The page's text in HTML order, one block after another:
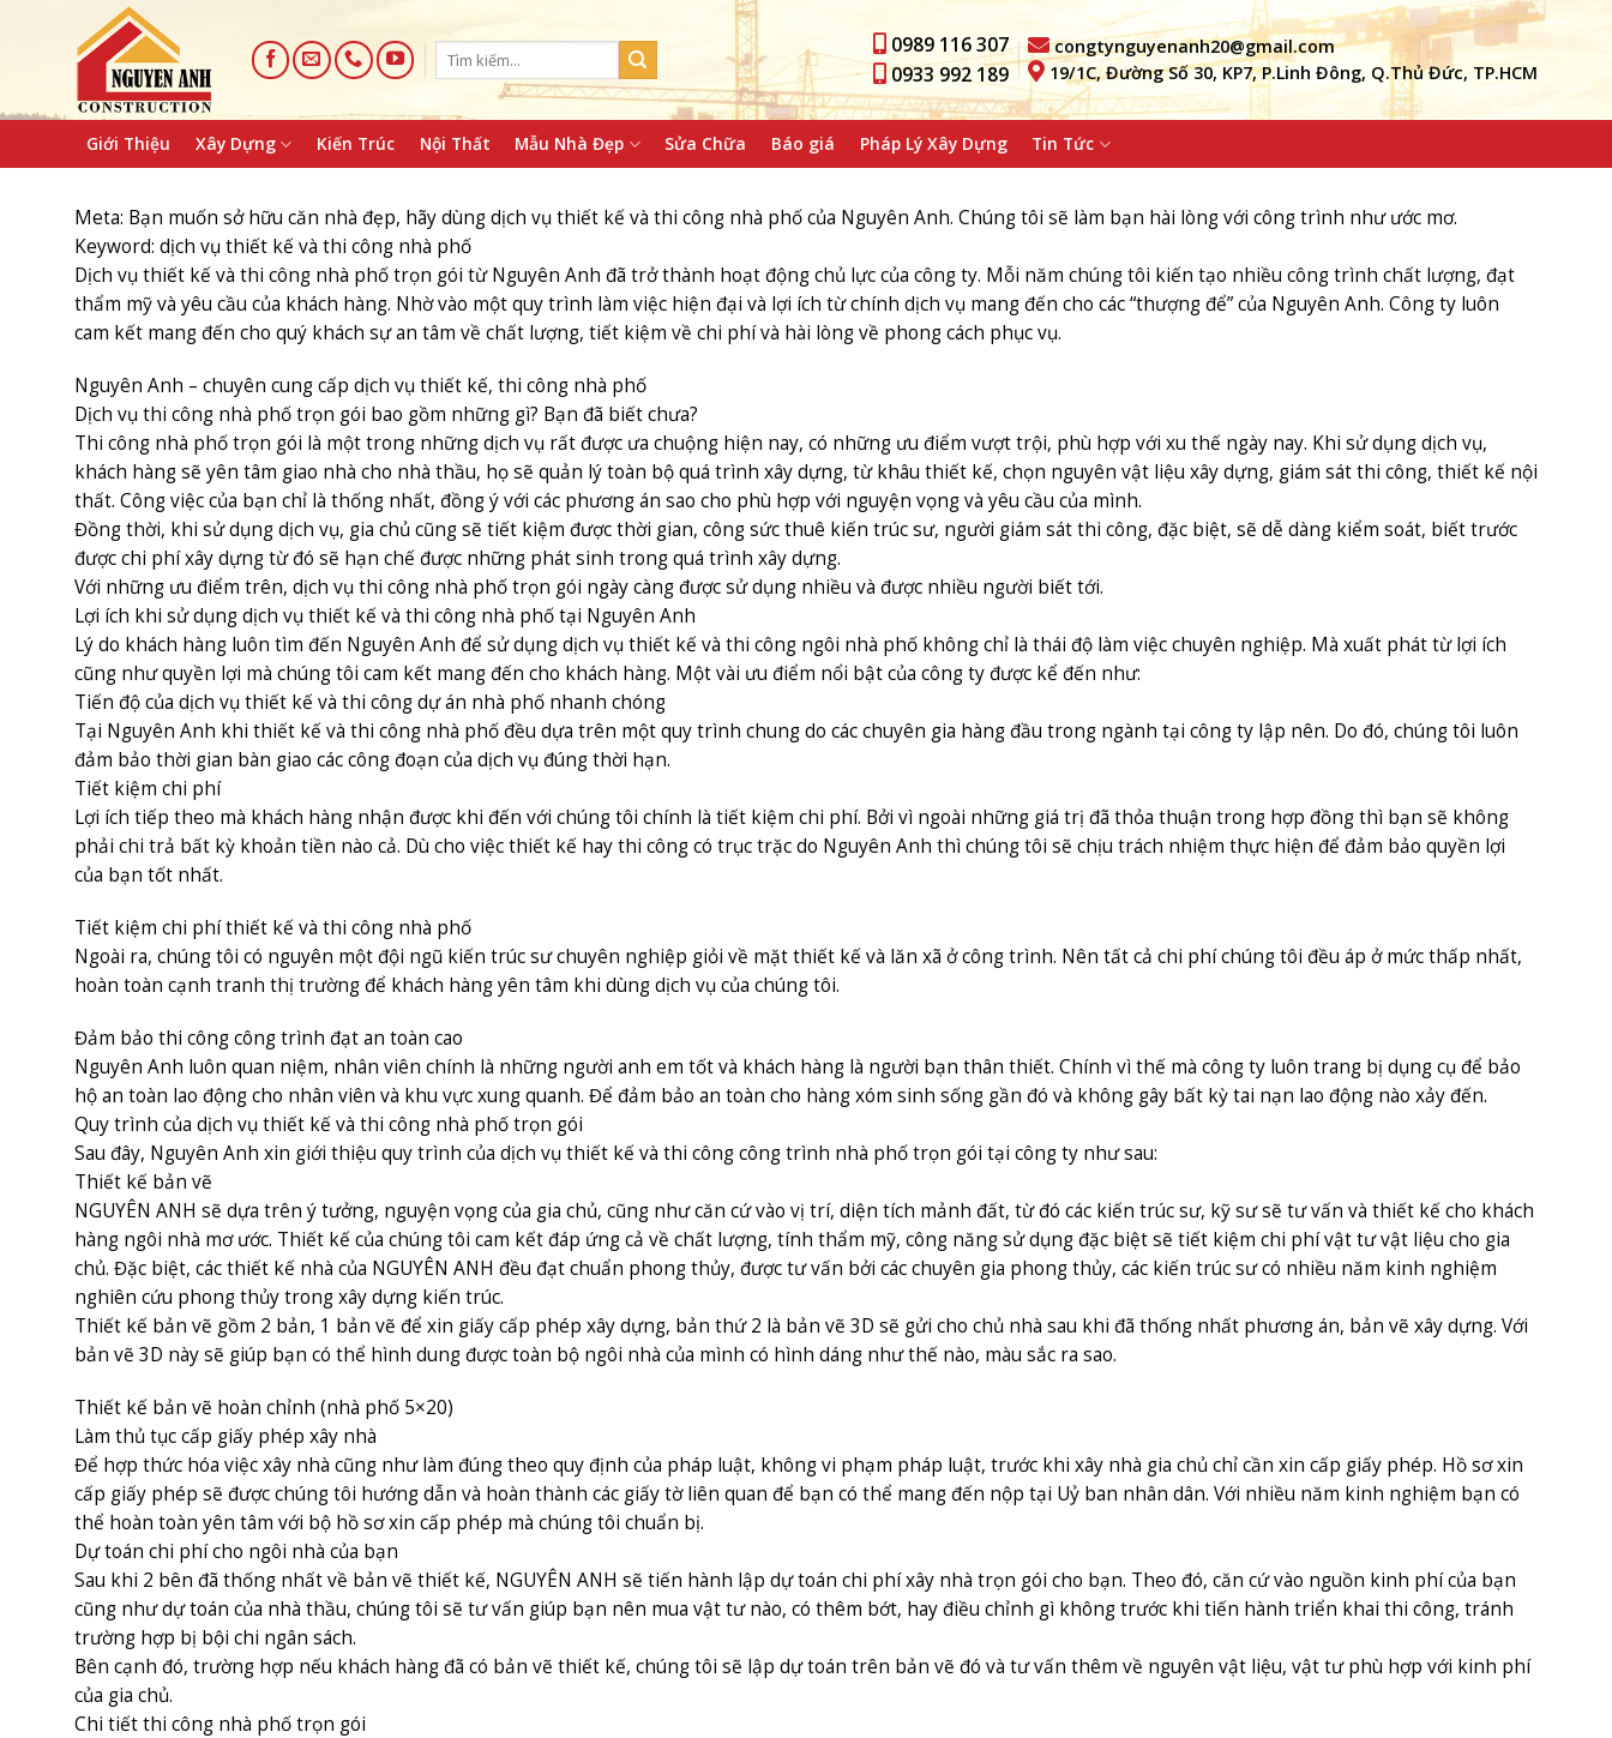
0989 116 307
0933 992 189
congtynguyenanh20@gmail.com
19/1C, Đường Số 30, KP7, P.Linh Đông, Q.Thủ Đức, TP.HCM
Giới Thiệu Xây Dựng Kiến Trúc Nội Thất Mẫu Nhà Đẹp Sửa Chữa Báo giá Pháp Lý Xây Dựng Tin Tức
Meta: Bạn muốn sở hữu căn nhà đẹp, hãy dùng dịch vụ thiết kế và thi công nhà phố của Nguyên Anh. Chúng tôi sẽ làm bạn hài lòng với công trình như ước mơ.
Keyword: dịch vụ thiết kế và thi công nhà phố
Dịch vụ thiết kế và thi công nhà phố trọn gói từ Nguyên Anh đã trở thành hoạt động chủ lực của công ty. Mỗi năm chúng tôi kiến tạo nhiều công trình chất lượng, đạt
thẩm mỹ và yêu cầu của khách hàng. Nhờ vào một quy trình làm việc hiện đại và lợi ích từ chính dịch vụ mang đến cho các “thượng để” của Nguyên Anh. Công ty luôn
cam kết mang đến cho quý khách sự an tâm về chất lượng, tiết kiệm về chi phí và hài lòng về phong cách phục vụ.
Nguyên Anh – chuyên cung cấp dịch vụ thiết kế, thi công nhà phố
Dịch vụ thi công nhà phố trọn gói bao gồm những gì? Bạn đã biết chưa?
Thi công nhà phố trọn gói là một trong những dịch vụ rất được ưa chuộng hiện nay, có những ưu điểm vượt trội, phù hợp với xu thế ngày nay. Khi sử dụng dịch vụ,
khách hàng sẽ yên tâm giao nhà cho nhà thầu, họ sẽ quản lý toàn bộ quá trình xây dựng, từ khâu thiết kế, chọn nguyên vật liệu xây dựng, giám sát thi công, thiết kế nội
thất. Công việc của bạn chỉ là thống nhất, đồng ý với các phương án sao cho phù hợp với nguyện vọng và yêu cầu của mình.
Đồng thời, khi sử dụng dịch vụ, gia chủ cũng sẽ tiết kiệm được thời gian, công sức thuê kiến trúc sư, người giám sát thi công, đặc biệt, sẽ dễ dàng kiểm soát, biết trước
được chi phí xây dựng từ đó sẽ hạn chế được những phát sinh trong quá trình xây dựng.
Với những ưu điểm trên, dịch vụ thi công nhà phố trọn gói ngày càng được sử dụng nhiều và được nhiều người biết tới.
Lợi ích khi sử dụng dịch vụ thiết kế và thi công nhà phố tại Nguyên Anh
Lý do khách hàng luôn tìm đến Nguyên Anh để sử dụng dịch vụ thiết kế và thi công ngôi nhà phố không chỉ là thái độ làm việc chuyên nghiệp. Mà xuất phát từ lợi ích
cũng như quyền lợi mà chúng tôi cam kết mang đến cho khách hàng. Một vài ưu điểm nổi bật của công ty được kể đến như:
Tiến độ của dịch vụ thiết kế và thi công dự án nhà phố nhanh chóng
Tại Nguyên Anh khi thiết kế và thi công nhà phố đều dựa trên một quy trình chung do các chuyên gia hàng đầu trong ngành tại công ty lập nên. Do đó, chúng tôi luôn
đảm bảo thời gian bàn giao các công đoạn của dịch vụ đúng thời hạn.
Tiết kiệm chi phí
Lợi ích tiếp theo mà khách hàng nhận được khi đến với chúng tôi chính là tiết kiệm chi phí. Bởi vì ngoài những giá trị đã thỏa thuận trong hợp đồng thì bạn sẽ không
phải chi trả bất kỳ khoản tiền nào cả. Dù cho việc thiết kế hay thi công có trục trặc do Nguyên Anh thì chúng tôi sẽ chịu trách nhiệm thực hiện để đảm bảo quyền lợi
của bạn tốt nhất.
Tiết kiệm chi phí thiết kế và thi công nhà phố
Ngoài ra, chúng tôi có nguyên một đội ngũ kiến trúc sư chuyên nghiệp giỏi về mặt thiết kế và lăn xã ở công trình. Nên tất cả chi phí chúng tôi đều áp ở mức thấp nhất,
hoàn toàn cạnh tranh thị trường để khách hàng yên tâm khi dùng dịch vụ của chúng tôi.
Đảm bảo thi công công trình đạt an toàn cao
Nguyên Anh luôn quan niệm, nhân viên chính là những người anh em tốt và khách hàng là người bạn thân thiết. Chính vì thế mà công ty luôn trang bị dụng cụ để bảo
hộ an toàn lao động cho nhân viên và khu vực xung quanh. Để đảm bảo an toàn cho hàng xóm sinh sống gần đó và không gây bất kỳ tai nạn lao động nào xảy đến.
Quy trình của dịch vụ thiết kế và thi công nhà phố trọn gói
Sau đây, Nguyên Anh xin giới thiệu quy trình của dịch vụ thiết kế và thi công công trình nhà phố trọn gói tại công ty như sau:
Thiết kế bản vẽ
NGUYÊN ANH sẽ dựa trên ý tưởng, nguyện vọng của gia chủ, cũng như căn cứ vào vị trí, diện tích mảnh đất, từ đó các kiến trúc sư, kỹ sư sẽ tư vấn và thiết kế cho khách
hàng ngôi nhà mơ ước. Thiết kế của chúng tôi cam kết đáp ứng cả về chất lượng, tính thẩm mỹ, công năng sử dụng đặc biệt sẽ tiết kiệm chi phí vật tư vật liệu cho gia
chủ. Đặc biệt, các thiết kế nhà của NGUYÊN ANH đều đạt chuẩn phong thủy, được tư vấn bởi các chuyên gia phong thủy, các kiến trúc sư có nhiều năm kinh nghiệm
nghiên cứu phong thủy trong xây dựng kiến trúc.
Thiết kế bản vẽ gồm 2 bản, 1 bản vẽ để xin giấy cấp phép xây dựng, bản thứ 2 là bản vẽ 3D sẽ gửi cho chủ nhà sau khi đã thống nhất phương án, bản vẽ xây dựng. Với
bản vẽ 3D này sẽ giúp bạn có thể hình dung được toàn bộ ngôi nhà của mình có hình dáng như thế nào, màu sắc ra sao.
Thiết kế bản vẽ hoàn chỉnh (nhà phố 5×20)
Làm thủ tục cấp giấy phép xây nhà
Để hợp thức hóa việc xây nhà cũng như làm đúng theo quy định của pháp luật, không vi phạm pháp luật, trước khi xây nhà gia chủ chỉ cần xin cấp giấy phép. Hồ sơ xin
cấp giấy phép sẽ được chúng tôi hướng dẫn và hoàn thành các giấy tờ liên quan để bạn có thể mang đến nộp tại Uỷ ban nhân dân. Với nhiều năm kinh nghiệm bạn có
thể hoàn toàn yên tâm với bộ hồ sơ xin cấp phép mà chúng tôi chuẩn bị.
Dự toán chi phí cho ngôi nhà của bạn
Sau khi 2 bên đã thống nhất về bản vẽ thiết kế, NGUYÊN ANH sẽ tiến hành lập dự toán chi phí xây nhà trọn gói cho bạn. Theo đó, căn cứ vào nguồn kinh phí của bạn
cũng như dự toán của nhà thầu, chúng tôi sẽ tư vấn giúp bạn nên mua vật tư nào, có thêm bớt, hay điều chỉnh gì không trước khi tiến hành triển khai thi công, tránh
trường hợp bị bội chi ngân sách.
Bên cạnh đó, trường hợp nếu khách hàng đã có bản vẽ thiết kế, chúng tôi sẽ lập dự toán trên bản vẽ đó và tư vấn thêm về nguyên vật liệu, vật tư phù hợp với kinh phí
của gia chủ.
Chi tiết thi công nhà phố trọn gói